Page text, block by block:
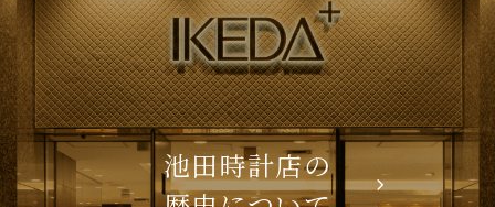
池田時計店の